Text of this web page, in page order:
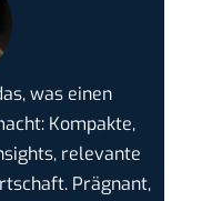
was einen
Kompakte,
relevante
Prägnant,